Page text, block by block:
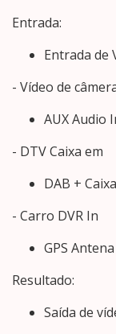
Entrada:
Entrada de
- Vídeo de
AUX Audio
- DTV Caixa em
DAB +
- Carro DVR In
GPS
Resultado:
Saída de